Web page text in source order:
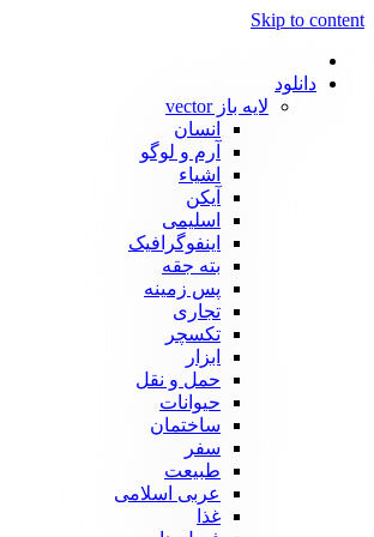
Skip to content
دانلود
لایه باز vector
انسان
آرم و لوگو
اشیاء
آیکن
اسلیمی
اینفوگرافیک
بته جقه
پس زمینه
تجاری
تکسچر
ابزار
حمل و نقل
حیوانات
ساختمان
سفر
طبیعت
عربی اسلامی
غذا